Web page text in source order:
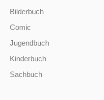
Bilderbuch
Comic
Jugendbuch
Kinderbuch
Sachbuch